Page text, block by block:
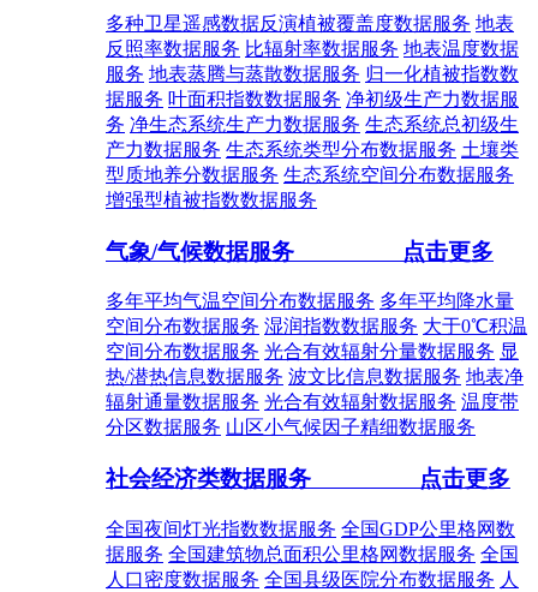
多种卫星遥感数据反演植被覆盖度数据服务 地表
反照率数据服务 比辐射率数据服务 地表温度数据
服务 地表蒸腾与蒸散数据服务 归一化植被指数数
据服务 叶面积指数数据服务 净初级生产力数据服
务 净生态系统生产力数据服务 生态系统总初级生
产力数据服务 生态系统类型分布数据服务 土壤类
型质地养分数据服务 生态系统空间分布数据服务
增强型植被指数数据服务
气象/气候数据服务 点击更多
多年平均气温空间分布数据服务 多年平均降水量
空间分布数据服务 湿润指数数据服务 大于0℃积温
空间分布数据服务 光合有效辐射分量数据服务 显
热/潜热信息数据服务 波文比信息数据服务 地表净
辐射通量数据服务 光合有效辐射数据服务 温度带
分区数据服务 山区小气候因子精细数据服务
社会经济类数据服务 点击更多
全国夜间灯光指数数据服务 全国GDP公里格网数
据服务 全国建筑物总面积公里格网数据服务 全国
人口密度数据服务 全国县级医院分布数据服务 人